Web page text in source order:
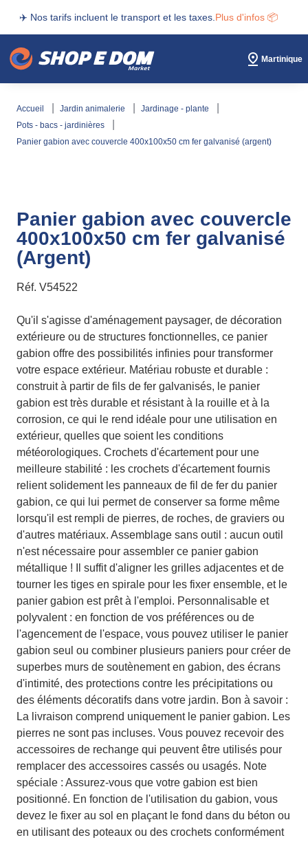
✈️ Nos tarifs incluent le transport et les taxes. Plus d'infos 📦
Martinique
accueil jardin animalerie
jardinage - plante
pots - bacs - jardinières
panier gabion avec couvercle 400x100x50 cm fer galvanisé (argent)
Panier gabion avec couvercle
400x100x50 cm fer galvanisé
(Argent)
Réf. V54522
Qu'il s'agisse d'aménagement paysager, de décoration
extérieure ou de structures fonctionnelles, ce panier
gabion offre des possibilités infinies pour transformer
votre espace extérieur. Matériau robuste et durable :
construit à partir de fils de fer galvanisés, le panier
gabion est très durable et résistant à la rouille et à la
corrosion, ce qui le rend idéale pour une utilisation en
extérieur, quelles que soient les conditions
météorologiques. Crochets d'écartement pour une
meilleure stabilité : les crochets d'écartement fournis
relient solidement les panneaux de fil de fer du panier
gabion, ce qui lui permet de conserver sa forme même
lorsqu'il est rempli de pierres, de roches, de graviers ou
d'autres matériaux. Assemblage sans outil : aucun outil
n'est nécessaire pour assembler ce panier gabion
métallique ! Il suffit d'aligner les grilles adjacentes et de
tourner les tiges en spirale pour les fixer ensemble, et le
panier gabion est prêt à l'emploi. Personnalisable et
polyvalent : en fonction de vos préférences ou de
l'agencement de l'espace, vous pouvez utiliser le panier
gabion seul ou combiner plusieurs paniers pour créer de
superbes murs de soutènement en gabion, des écrans
d'intimité, des protections contre les précipitations ou
des éléments décoratifs dans votre jardin. Bon à savoir :
La livraison comprend uniquement le panier gabion. Les
pierres ne sont pas incluses. Vous pouvez recevoir des
accessoires de rechange qui peuvent être utilisés pour
remplacer des accessoires cassés ou usagés. Note
spéciale : Assurez-vous que votre gabion est bien
positionné. En fonction de l'utilisation du gabion, vous
devez le fixer au sol en plaçant le fond dans du béton ou
en utilisant des poteaux ou des crochets conformément